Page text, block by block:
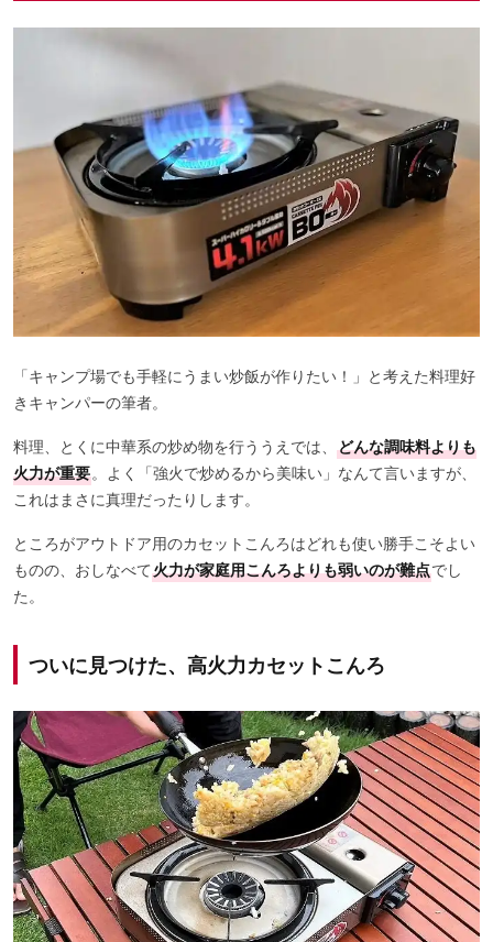
「キャンプ場でも手軽にうまい炒飯が作りたい！」と考えた料理好
きキャンパーの筆者。
料理、とくに中華系の炒め物を行ううえでは、 どんな調味料よりも
火力が重要。よく「強火で炒めるから美味い」なんて言いますが、
これはまさに真理だったりします。
ところがアウトドア用のカセットこんろはどれも使い勝手こそよい
ものの、おしなべて火力が家庭用こんろよりも弱いのが難点でし
た。
ついに見つけた、高火力カセットこんろ